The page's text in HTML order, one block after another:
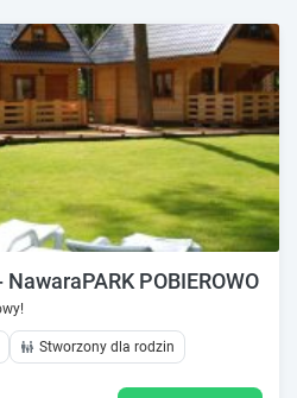
NawaraPARK POBIEROWO
Stworzony dla rodzin